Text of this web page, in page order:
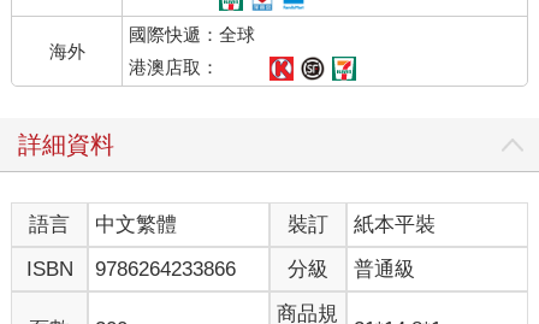
自然與環境類議題
生態敘事：建築如何傳遞環境保護與生態永續的理念。例如：以
氣候變遷為主題的展館、以自然共生為設計理念的建築。
資源與循環：透過建築敘述資源再生與永續性發展的可能性。例
如：以可回收材料建造的建築，用來表達資源有限與人類創造力
的融合。
自然模擬與再現：在虛擬或實體空間中重現自然場景，並傳遞與
自然互動的價值。例如：室內雨林或仿生建築。
海外
國際快遞：全球
港澳店取：
詳細資料
語言 中文繁體 裝訂
紙本平裝
ISBN
9786264233866 分級 普通級
商品規